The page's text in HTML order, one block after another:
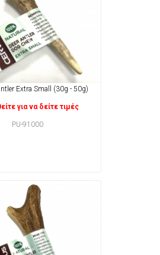
Extra Small (30g - 50g)
για να δείτε τιμές
PU-91000